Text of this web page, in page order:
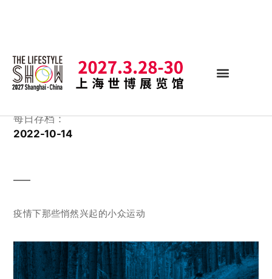
每日存档：
2022-10-14
疫情下那些悄然兴起的小众运动